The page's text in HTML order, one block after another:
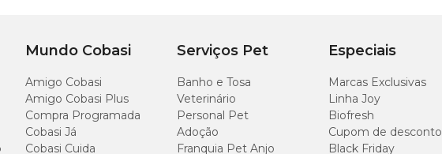
Área de Absorção
60 x 50
Mundo Cobasi
Amigo Cobasi
Amigo Cobasi Plus
Compra Programada
Cobasi Já
Cobasi Cuida
Serviços Pet
Banho e Tosa
Veterinário
Personal Pet
Adoção
Franquia Pet Anjo
Especiais
Marcas Exclusivas
Linha Joy
Biofresh
Cupom de desconto
Black Friday